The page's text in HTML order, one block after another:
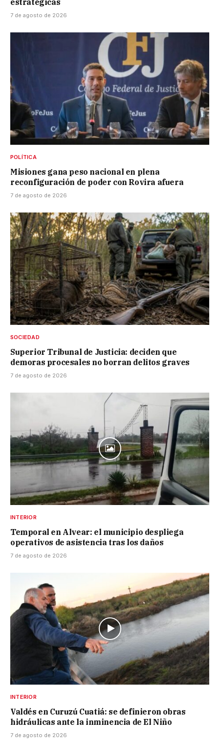
estratégicas
7 de agosto de 2026
POLÍTICA
Misiones gana peso nacional en plena
reconfiguración de poder con Rovira afuera
7 de agosto de 2026
SOCIEDAD
Superior Tribunal de Justicia: deciden que
demoras procesales no borran delitos graves
7 de agosto de 2026
INTERIOR
Temporal en Alvear: el municipio despliega
operativos de asistencia tras los daños
7 de agosto de 2026
INTERIOR
Valdés en Curuzú Cuatiá: se definieron obras
hidráulicas ante la inminencia de El Niño
7 de agosto de 2026